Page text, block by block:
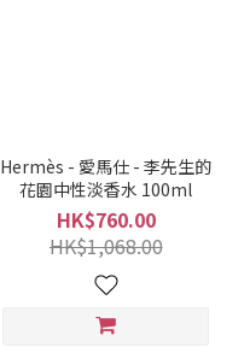
Hermès - 愛馬仕 - 李先生的
花園中性淡香水 100ml
HK$760.00
HK$1,068.00